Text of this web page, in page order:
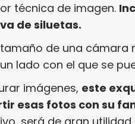
técnica de imagen.
de siluetas.
de una cámara
lado con el que se
imágenes, este
esas fotos con su